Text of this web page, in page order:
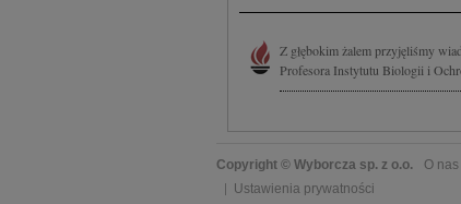
Z głębokim żalem przyjęliśmy
Profesora Instytutu Biologii i
Copyright © Wyborcza sp. z o.o. O nas
Ustawienia prywatności